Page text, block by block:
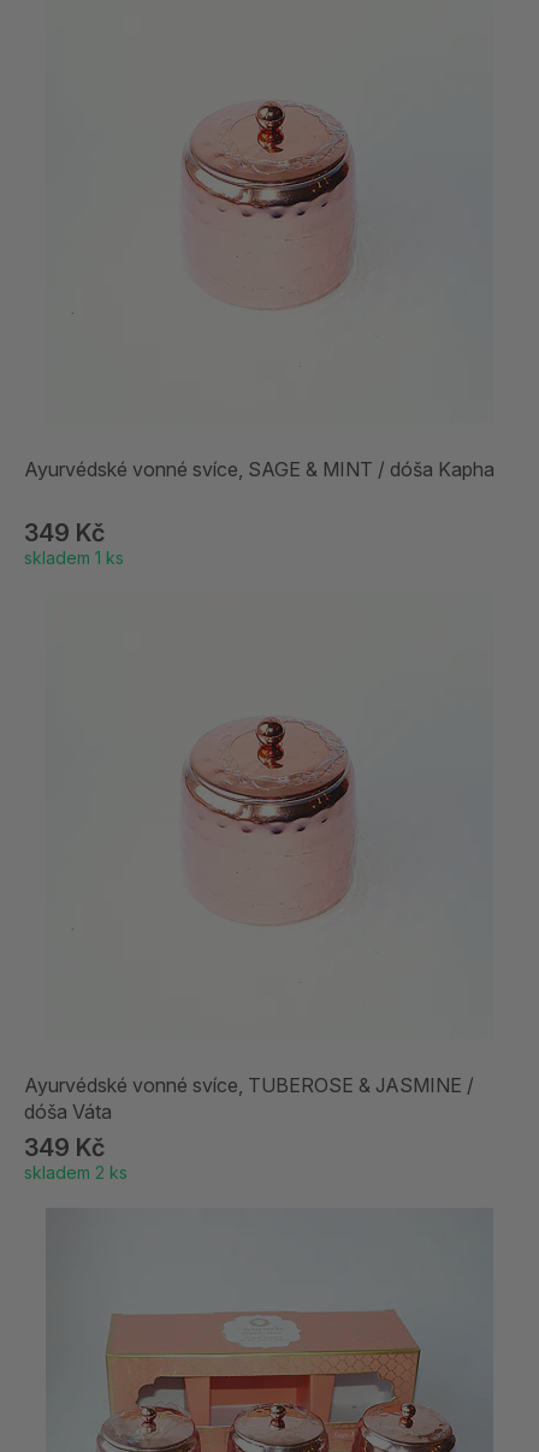
Ayurvédské vonné svíce, SAGE & MINT / dóša Kapha
349 Kč
skladem 1 ks
Ayurvédské vonné svíce, TUBEROSE & JASMINE /
dóša Váta
349 Kč
skladem 2 ks